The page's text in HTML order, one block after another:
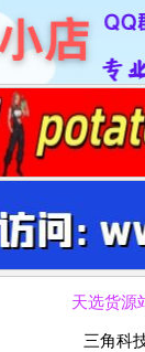
天选货源
三角科